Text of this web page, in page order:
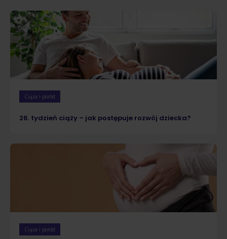
Ciąża i poród
26. tydzień ciąży – jak postępuje rozwój dziecka?
Ciąża i poród